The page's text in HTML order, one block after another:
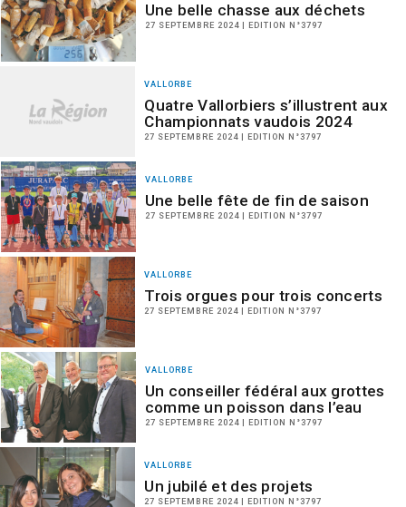
Une belle chasse aux déchets
27 SEPTEMBRE 2024 | EDITION N°3797
VALLORBE
Quatre Vallorbiers s’illustrent aux
Championnats vaudois 2024
27 SEPTEMBRE 2024 | EDITION N°3797
VALLORBE
Une belle fête de fin de saison
27 SEPTEMBRE 2024 | EDITION N°3797
VALLORBE
Trois orgues pour trois concerts
27 SEPTEMBRE 2024 | EDITION N°3797
VALLORBE
Un conseiller fédéral aux grottes
comme un poisson dans l’eau
27 SEPTEMBRE 2024 | EDITION N°3797
VALLORBE
Un jubilé et des projets
27 SEPTEMBRE 2024 | EDITION N°3797